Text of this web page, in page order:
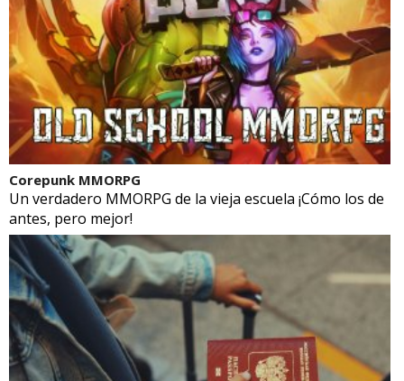
Corepunk MMORPG
Un verdadero MMORPG de la vieja escuela ¡Cómo los de
antes, pero mejor!